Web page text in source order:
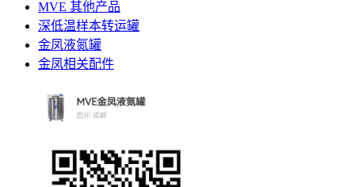
MVE 其他产品
深低温样本转运罐
金凤液氮罐
金凤相关配件